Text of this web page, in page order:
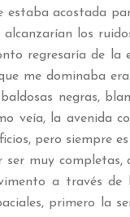
estaba acostada
alcanzarían los
regresaría de la
me dominaba
negras,
veía, la avenida
pero siempre
ser muy completas,
a través
primero la